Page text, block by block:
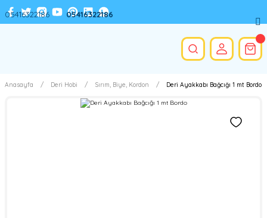
Anasayfa Deri Hobi Sırım, Biye, Kordon Deri Ayakkabı Bağcığı 1 mt Bordo
05416322186 05416322186